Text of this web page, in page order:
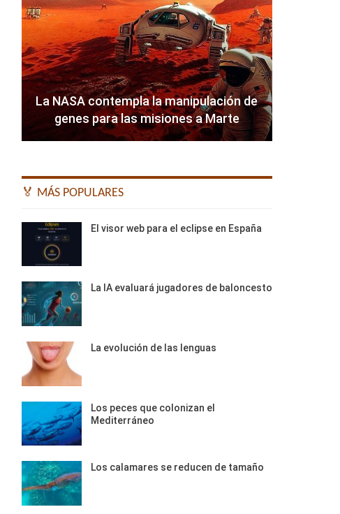
La NASA contempla la manipulación de
genes para las misiones a Marte
🏅 MÁS POPULARES
El visor web para el eclipse en España
La IA evaluará jugadores de baloncesto
La evolución de las lenguas
Los peces que colonizan el
Mediterráneo
Los calamares se reducen de tamaño